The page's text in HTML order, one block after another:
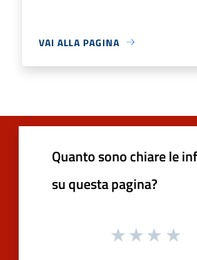
VAI ALLA PAGINA
Quanto sono chiare le
su questa pagina?